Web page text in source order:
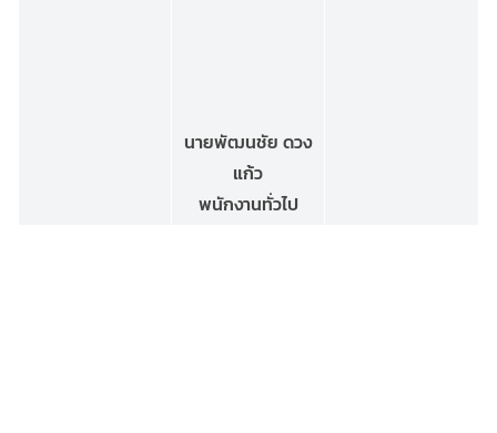
นายพัฒนชัย ดวง
แก้ว
พนักงานทั่วไป